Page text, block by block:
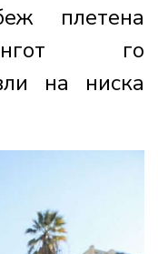
плетена
го
на ниска